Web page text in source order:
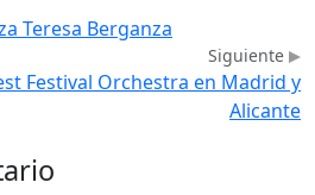
Teresa Berganza
Siguiente
Festival Orchestra en Madrid y
Alicante